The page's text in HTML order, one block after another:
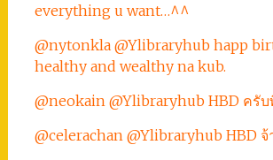
everything u want…^^
@nytonkla @Ylibraryhub happ
healthy and wealthy na kub.
@neokain @Ylibraryhub HBD ครับ
@celerachan @Ylibraryhub HBD จ้